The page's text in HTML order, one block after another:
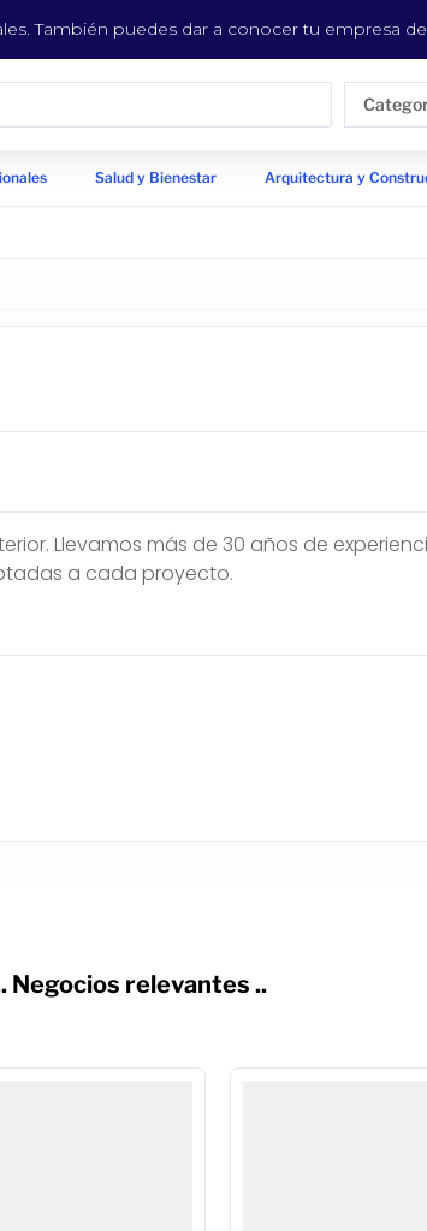
También puedes dar a conocer tu empresa
Salud y Bienestar Arquitectura y
Llevamos más de 30 años de
a cada proyecto.
Negocios relevantes ..